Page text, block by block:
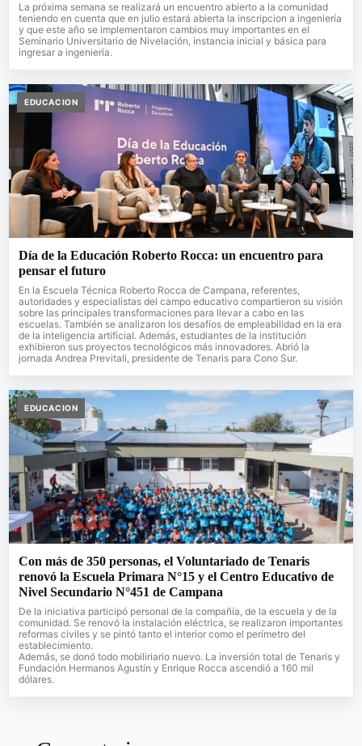
La próxima semana se realizará un encuentro abierto a la comunidad
teniendo en cuenta que en julio estará abierta la inscripcion a ingeniería
y que este año se implementaron cambios muy importantes en el
Seminario Universitario de Nivelación, instancia inicial y básica para
ingresar a ingeniería.
EDUCACION
Día de la Educación Roberto Rocca: un encuentro para
pensar el futuro
En la Escuela Técnica Roberto Rocca de Campana, referentes,
autoridades y especialistas del campo educativo compartieron su visión
sobre las principales transformaciones para llevar a cabo en las
escuelas. También se analizaron los desafíos de empleabilidad en la era
de la inteligencia artificial. Además, estudiantes de la institución
exhibieron sus proyectos tecnológicos más innovadores. Abrió la
jornada Andrea Previtali, presidente de Tenaris para Cono Sur.
EDUCACION
Con más de 350 personas, el Voluntariado de Tenaris
renovó la Escuela Primara N°15 y el Centro Educativo de
Nivel Secundario N°451 de Campana
De la iniciativa participó personal de la compañía, de la escuela y de la
comunidad. Se renovó la instalación eléctrica, se realizaron importantes
reformas civiles y se pintó tanto el interior como el perímetro del
establecimiento.
Además, se donó todo mobiliriario nuevo. La inversión total de Tenaris y
Fundación Hermanos Agustín y Enrique Rocca ascendió a 160 mil
dólares.